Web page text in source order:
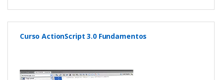
Curso ActionScript 3.0 Fundamentos